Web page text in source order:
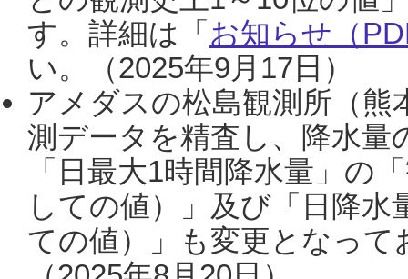
す。詳細は「 お知らせ（
い。（2025年9月17日）
アメダスの松島観測所（熊
測データを精査し、降水
「日最大1時間降水量」の
しての値）」及び「日降
ての値）」も変更となっ